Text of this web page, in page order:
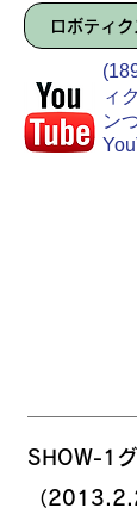
SHOW-1
（
ロボティ
ィ
ン